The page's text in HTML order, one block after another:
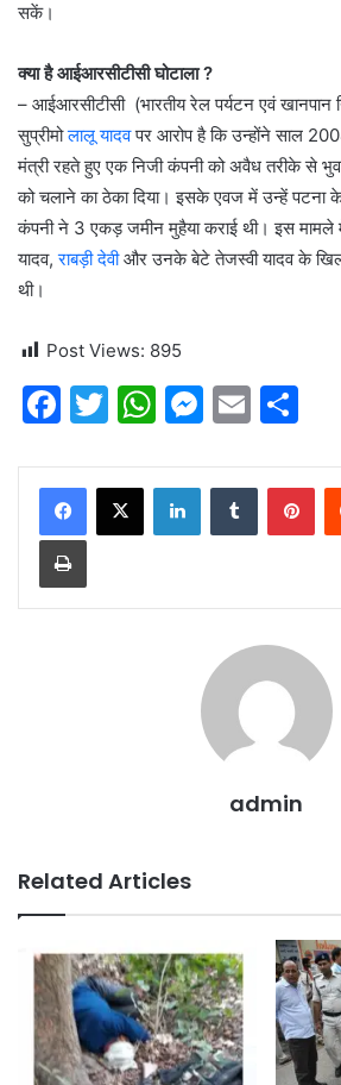
सकें।
क्या है आईआरसीटीसी घोटाला ?
– आईआरसीटीसी (भारतीय रेल पर्यटन एवं खानपान
सुप्रीमोलालू यादवपर आरोप है कि उन्होंने साल
मंत्री रहते हुए एक निजी कंपनी को अवैध तरीके से
को चलाने का ठेका दिया। इसके एवज में उन्हें पटना
कंपनी ने 3 एकड़ जमीन मुहैया कराई थी। इस मामले
यादव,राबड़ी देवीऔर उनके बेटे तेजस्वी यादव के
थी।
Post Views: 895
F
c
e
b
o
T
itt
er
W
at
s
M
s
er
E
ai ar
e
LinkedInTumblr
Print
admin
Related Articles